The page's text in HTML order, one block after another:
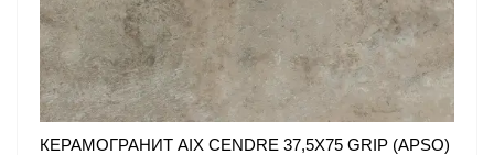
КЕРАМОГРАНИТ AIX CENDRE 37,5X75 GRIP (APSO)